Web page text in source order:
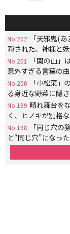
No.202
「天邪鬼(
隠された、神様と
No.201
「関の山」
意外すぎる言葉の
No.200
「小松菜
る身近な野菜に隠
No.199 晴れ舞台を
く、ヒノキが別格
No.198
「同じ穴の
と“同じ穴”になっ